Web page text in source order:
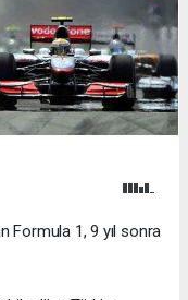
Formula 1, 9 yıl sonra